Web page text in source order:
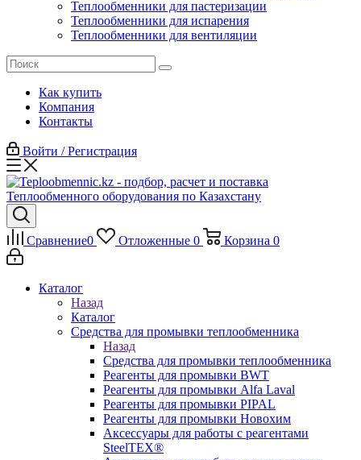
Теплообменники для пастеризации
Теплообменники для испарения
Теплообменники для вентиляции
Как купить
Компания
Контакты
Войти / Регистрация
Сравнение0 Отложенные 0 Корзина 0
Каталог
Назад
Каталог
Средства для промывки теплообменника
Назад
Средства для промывки теплообменника
Реагенты для промывки BWT
Реагенты для промывки Alfa Laval
Реагенты для промывки PIPAL
Реагенты для промывки Новохим
Аксессуары для работы с реагентами
SteelTEX®